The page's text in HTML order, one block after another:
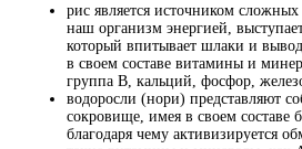
рис является источником
наш организм энергией,
который впитывает шлаки и
в своем составе витамины и
группа В, кальций, фосфор,
водоросли (нори) представляют
сокровище, имея в своем составе
благодаря чему активизируется